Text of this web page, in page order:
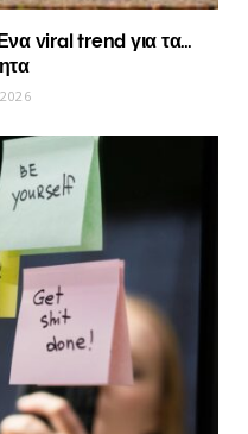
viral trend για τα…